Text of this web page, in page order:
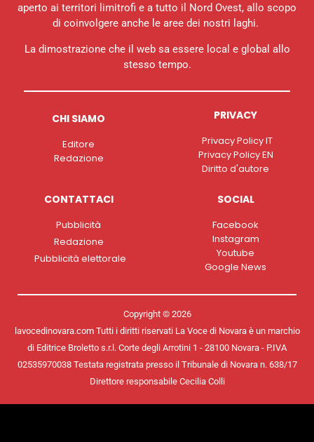
aperto ai territori limitrofi e a tutto il Nord Ovest, allo scopo
di coinvolgere anche le aree dei nostri laghi.
La dimostrazione che il web sa essere local e global allo
stesso tempo.
CHI SIAMO
Editore
Redazione
PRIVACY
Privacy Policy IT
Privacy Policy EN
Diritto d'autore
CONTATTACI
Pubblicità
Redazione
Pubblicità elettorale
SOCIAL
Facebook
Instagram
Youtube
Google News
Copyright © 2026
lavocedinovara.com Tutti i diritti riservati La Voce di Novara è un marchio
di Editrice Broletto s.r.l. Corte degli Arrotini 1 - 28100 Novara - P.IVA
02535970038 Testata registrata presso il Tribunale di Novara n. 638/17
Direttore responsabile Cecilia Colli